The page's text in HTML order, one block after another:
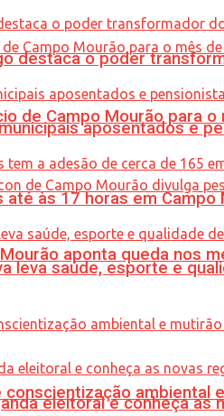
de Campo Mourão para
aponta queda nos
ambiental
destaca o poder
aposentados e
às 17 horas em Campo
leva saúde, esporte e
eleitoral e conheça as